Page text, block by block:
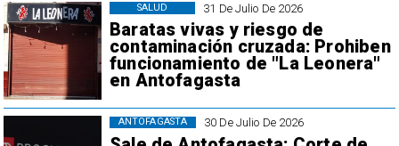
31 De Julio De 2026
Baratas vivas y riesgo de
contaminación cruzada: Prohiben
funcionamiento de "La Leonera"
en Antofagasta
SALUD
30 De Julio De 2026
ANTOFAGASTA